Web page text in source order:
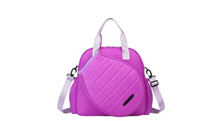
Lampen von KESOTO
Handschuhe von KESOTO
Boards von KESOTO
Boxsäcke & Boxzubehör von KESOTO
Schlafsäcke von KESOTO